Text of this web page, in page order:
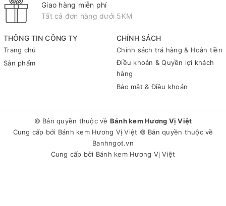
THÔNG TIN CÔNG TY
Trang chủ
Sản phẩm
CHÍNH SÁCH
Chính sách trả hàng & Hoàn tiền
Điều khoản & Quyền lợi khách
hàng
Bảo mật & Điều khoản
Giao hàng miễn phí
Tất cả đơn hàng dưới 5KM
© Bản quyền thuộc về Bánh kem Hương Vị Việt
Cung cấp bởi Bánh kem Hương Vị Việt © Bản quyền thuộc về
Banhngot.vn
Cung cấp bởi Bánh kem Hương Vị Việt